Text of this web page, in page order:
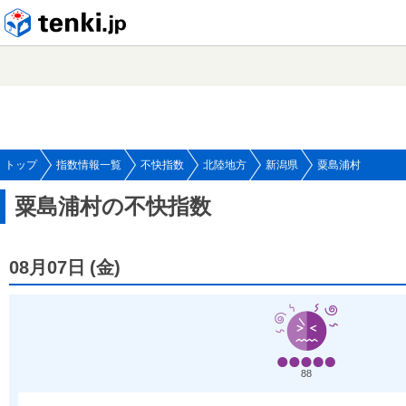
トップ 指数情報一覧 不快指数 北陸地方 新潟県 粟島浦村
粟島浦村の不快指数
08月07日 (金)
88